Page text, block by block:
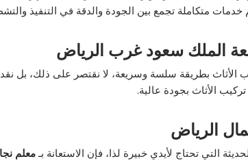
متكاملة تجمع بين الجودة والدقة في التنفيذ
الملك سعود غرب الرياض
الأثاث بطريقة سلسة وسريعة، لا نقتصر على ذلك، بل
الأثاث بجودة عالية.
الرياض
التي تحتاج لأيدي خبيرة لذا، فإن الاستعانة بـمعلم